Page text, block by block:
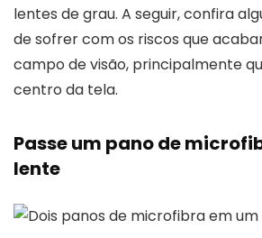
lentes de grau. A seguir, confira
de sofrer com os riscos que
campo de visão, principalmente
centro da tela.
Passe um pano de
lente